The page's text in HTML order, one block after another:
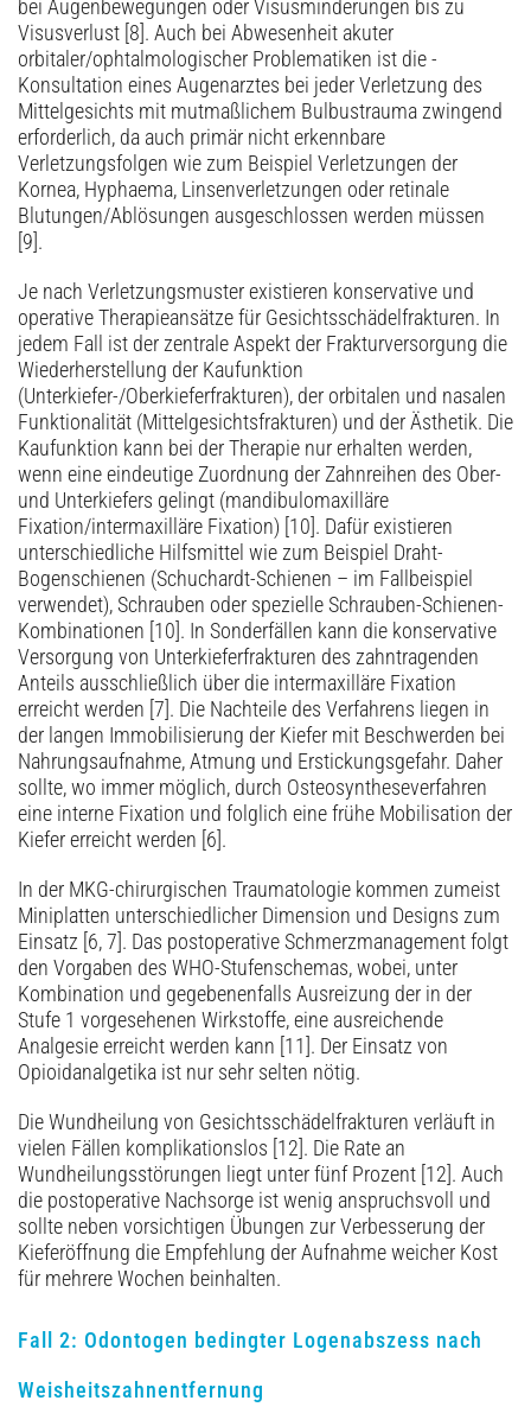
bei Augenbewegungen oder Visusminderungen bis zu
Visusverlust [8]. Auch bei Abwesenheit akuter
orbitaler/ophtalmologischer Problematiken ist die ­
Konsultation eines Augenarztes bei jeder Verletzung des
Mittelgesichts mit mutmaßlichem Bulbustrauma zwingend
erforderlich, da auch primär nicht erkennbare
Verletzungsfolgen wie zum Beispiel Verletzungen der
Kornea, Hyphaema, Linsenverletzungen oder retinale
Blutungen/Ablösungen ausgeschlossen werden müssen
[9].
Je nach Verletzungsmuster existieren konservative und
operative Therapieansätze für Gesichtsschädelfrakturen. In
jedem Fall ist der zentrale Aspekt der Frakturversorgung die
Wiederherstellung der Kaufunktion
(Unterkiefer-/Oberkieferfrakturen), der orbitalen und nasalen
Funktionalität (Mittelgesichtsfrakturen) und der Ästhetik. Die
Kaufunktion kann bei der Therapie nur erhalten werden,
wenn eine eindeutige Zuordnung der Zahnreihen des Ober-
und Unterkiefers gelingt (mandibulomaxilläre
Fixation/intermaxilläre Fixation) [10]. Dafür existieren
unterschiedliche Hilfsmittel wie zum Beispiel Draht-
Bogenschienen (Schuchardt-Schienen – im Fallbeispiel
verwendet), Schrauben oder spezielle Schrauben-Schienen-
Kombinationen [10]. In Sonderfällen kann die konservative
Versorgung von Unterkieferfrakturen des zahntragenden
Anteils ausschließlich über die intermaxilläre Fixation
erreicht werden [7]. Die Nachteile des Verfahrens liegen in
der langen Immobilisierung der Kiefer mit Beschwerden bei
Nahrungsaufnahme, Atmung und Erstickungsgefahr. Daher
sollte, wo immer möglich, durch Osteosyntheseverfahren
eine interne Fixation und folglich eine frühe Mobilisation der
Kiefer erreicht werden [6].
In der MKG-chirurgischen Traumatologie kommen zumeist
Miniplatten unterschiedlicher Dimension und Designs zum
Einsatz [6, 7]. Das postoperative Schmerzmanagement folgt
den Vorgaben des WHO-Stufenschemas, wobei, unter
Kombination und gegebenenfalls Ausreizung der in der
Stufe 1 vorgesehenen Wirkstoffe, eine ausreichende
Analgesie erreicht werden kann [11]. Der Einsatz von
Opioidanalgetika ist nur sehr selten nötig.
Die Wundheilung von Gesichtsschädelfrakturen verläuft in
vielen Fällen komplikationslos [12]. Die Rate an
Wundheilungsstörungen liegt unter fünf Prozent [12]. Auch
die postoperative Nachsorge ist wenig anspruchsvoll und
sollte neben vorsichtigen Übungen zur Verbesserung der
Kieferöffnung die Empfehlung der Aufnahme weicher Kost
für mehrere Wochen beinhalten.
Fall 2: Odontogen bedingter Logenabszess nach
Weisheitszahnentfernung